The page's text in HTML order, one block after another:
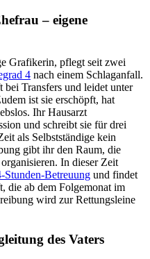
– eigene
Grafikerin, pflegt seit zwei
4 nach einem Schlaganfall.
bei Transfers und leidet unter
ist sie erschöpft, hat
Ihr Hausarzt
und schreibt sie für drei
als Selbstständige kein
gibt ihr den Raum, die
In dieser Zeit
Stunden-Betreuung und findet
die ab dem Folgemonat im
wird zur Rettungsleine
des Vaters